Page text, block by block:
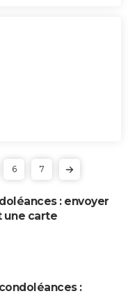
6 7
: envoyer
une carte
: